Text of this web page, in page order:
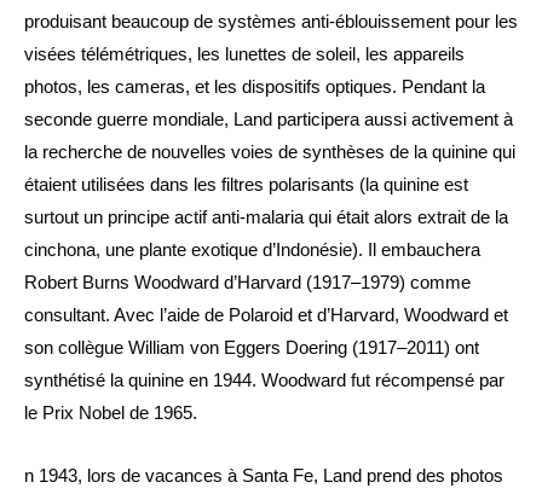
produisant beaucoup de systèmes anti-éblouissement pour les
visées télémétriques, les lunettes de soleil, les appareils
photos, les cameras, et les dispositifs optiques. Pendant la
seconde guerre mondiale, Land participera aussi activement à
la recherche de nouvelles voies de synthèses de la quinine qui
étaient utilisées dans les filtres polarisants (la quinine est
surtout un principe actif anti-malaria qui était alors extrait de la
cinchona, une plante exotique d’Indonésie). Il embauchera
Robert Burns Woodward d’Harvard (1917–1979) comme
consultant. Avec l’aide de Polaroid et d’Harvard, Woodward et
son collègue William von Eggers Doering (1917–2011) ont
synthétisé la quinine en 1944. Woodward fut récompensé par
le Prix Nobel de 1965.
n 1943, lors de vacances à Santa Fe, Land prend des photos